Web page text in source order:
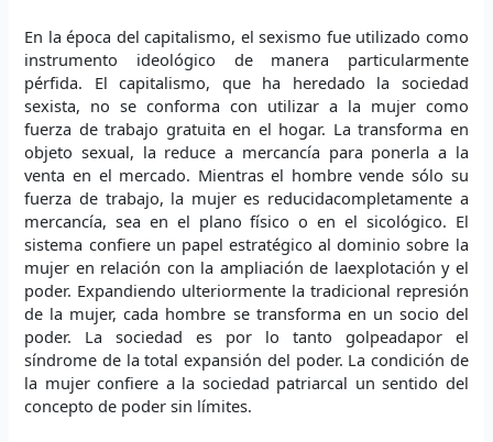
En la época del capitalismo, el sexismo fue utilizado como
instrumento ideológico de manera particularmente
pérfida. El capitalismo, que ha heredado la sociedad
sexista, no se conforma con utilizar a la mujer como
fuerza de trabajo gratuita en el hogar. La transforma en
objeto sexual, la reduce a mercancía para ponerla a la
venta en el mercado. Mientras el hombre vende sólo su
fuerza de trabajo, la mujer es reducidacompletamente a
mercancía, sea en el plano físico o en el sicológico. El
sistema confiere un papel estratégico al dominio sobre la
mujer en relación con la ampliación de laexplotación y el
poder. Expandiendo ulteriormente la tradicional represión
de la mujer, cada hombre se transforma en un socio del
poder. La sociedad es por lo tanto golpeadapor el
síndrome de la total expansión del poder. La condición de
la mujer confiere a la sociedad patriarcal un sentido del
concepto de poder sin límites.